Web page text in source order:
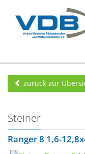
zurück zur
Steiner
Ranger 8 1,6-